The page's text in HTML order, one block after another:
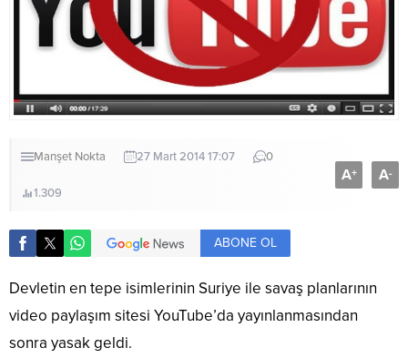
Manşet Nokta 27 Mart 2014 17:07 0
1.309
A+ A-
ABONE OL
Devletin en tepe isimlerinin Suriye ile savaş planlarının
video paylaşım sitesi YouTube’da yayınlanmasından
sonra yasak geldi.